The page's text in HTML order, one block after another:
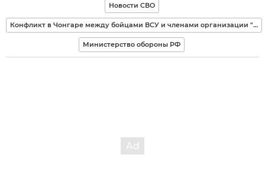
Новости СВО
Конфликт в Чонгаре между бойцами ВСУ и членами организации "Аскер"
Министерство обороны РФ